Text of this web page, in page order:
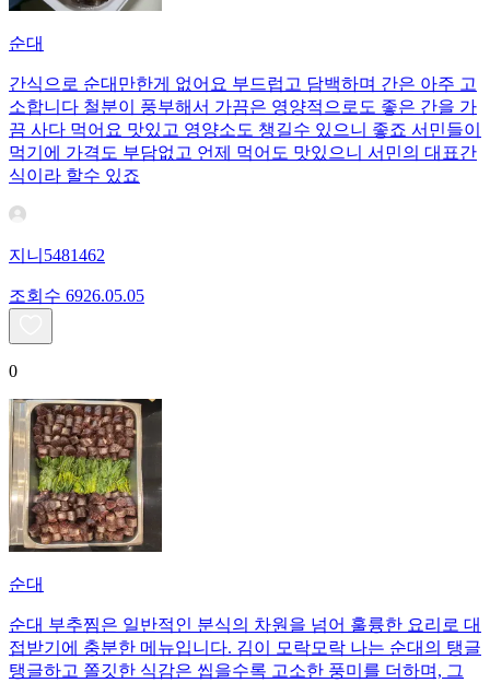
순대
간식으로 순대만한게 없어요 부드럽고 담백하며 간은 아주 고
소합니다 철분이 풍부해서 가끔은 영양적으로도 좋은 간을 가
끔 사다 먹어요 맛있고 영양소도 챙길수 있으니 좋죠 서민들이
먹기에 가격도 부담없고 언제 먹어도 맛있으니 서민의 대표간
식이라 할수 있죠
지니5481462
조회수 6926.05.05
0
순대
​순대 부추찜은 일반적인 분식의 차원을 넘어 훌륭한 요리로 대
접받기에 충분한 메뉴입니다. 김이 모락모락 나는 순대의 탱글
탱글하고 쫄깃한 식감은 씹을수록 고소한 풍미를 더하며, 그